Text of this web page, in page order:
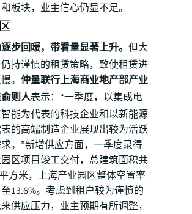
板块，业主信心仍显不足。
步回暖，带看量显著上升。 但大
持谨慎的租赁策略，致使租赁进
。 仲量联行上海商业地产部产业
则人表示：“一季度，以集成电
能为代表的科技企业和以新能源
的高端制造企业展现出较为活跃
。”新增供应方面，一季度录得
区项目竣工交付，总建筑面积共
方米，上海产业园区整体空置率
13.6%。考虑到租户较为谨慎的
供应压力，业主预期有所调整，